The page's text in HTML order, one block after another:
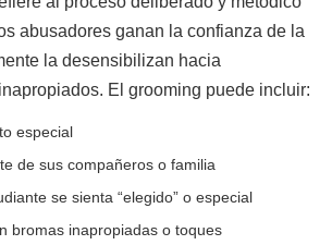
abusadores ganan la confianza de la
la desensibilizan hacia
El grooming puede incluir:
especial
de sus compañeros o familia
se sienta “elegido” o especial
bromas inapropiadas o toques